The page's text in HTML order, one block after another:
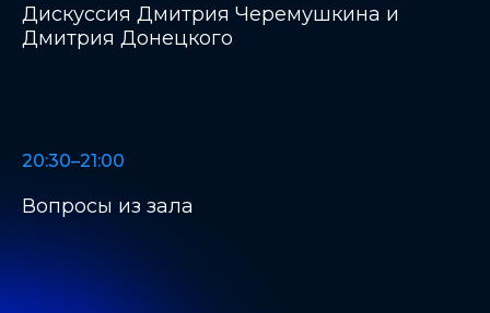
Дискуссия Дмитрия Черемушкина и
Дмитрия Донецкого
20:30–21:00
Вопросы из зала